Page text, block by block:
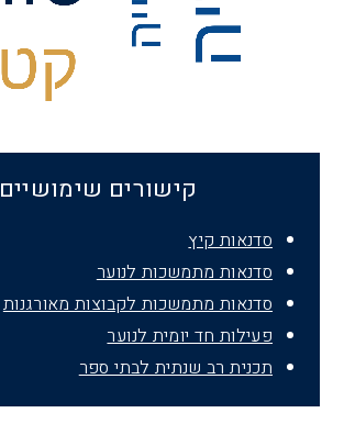
קישורים שימושיים
סדנאות קיץ
סדנאות מתמשכות לנוער
סדנאות מתמשכות לקבוצות מאורגנות
פעילות חד יומית לנוער
תכנית רב שנתית לבתי ספר